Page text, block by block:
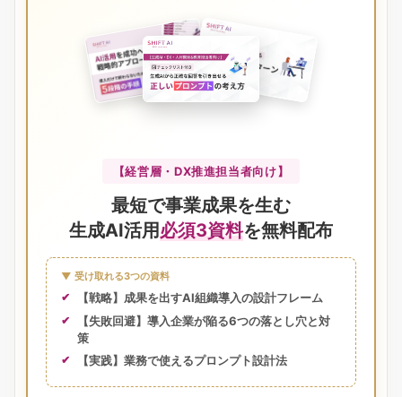
【経営層・DX推進担当者向け】
最短で事業成果を生む
生成AI活用必須3資料を無料配布
▼ 受け取れる3つの資料
【戦略】成果を出すAI組織導入の設計フレーム
【失敗回避】導入企業が陥る6つの落とし穴と対
策
【実践】業務で使えるプロンプト設計法